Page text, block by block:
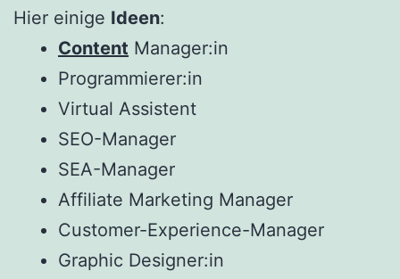
Hier einige Ideen:
Content Manager:in
Programmierer:in
Virtual Assistent
SEO-Manager
SEA-Manager
Affiliate Marketing Manager
Customer-Experience-Manager
Graphic Designer:in